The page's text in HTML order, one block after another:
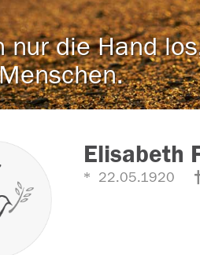
nur die Hand
Elisabeth
22.05.1920